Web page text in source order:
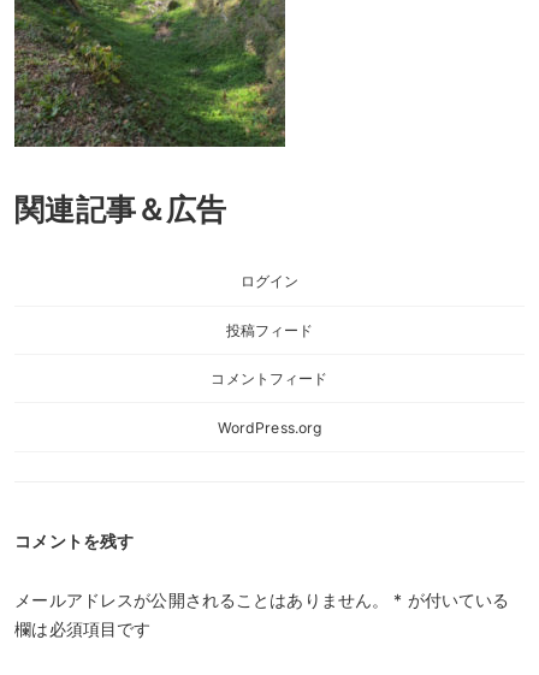
関連記事＆広告
ログイン
投稿フィード
コメントフィード
WordPress.org
コメントを残す
メールアドレスが公開されることはありません。 * が付いている
欄は必須項目です